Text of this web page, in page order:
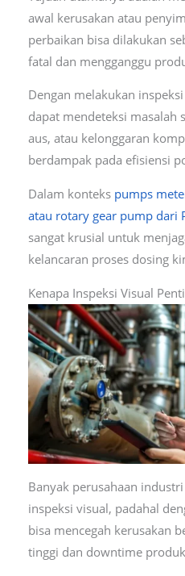
awal kerusakan atau
perbaikan bisa dilakukan
fatal dan mengganggu
Dengan melakukan
dapat mendeteksi masalah
aus, atau kelonggaran
berdampak pada efisiensi
Dalam konteks pumps
atau rotary gear pump dari
sangat krusial untuk
kelancaran proses dosing
Kenapa Inspeksi Visual
Banyak perusahaan
inspeksi visual, padahal
bisa mencegah kerusakan
tinggi dan downtime